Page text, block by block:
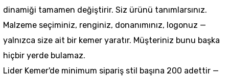
dinamiği tamamen değiştirir. Siz ürünü tanımlarsınız.
Malzeme seçiminiz, renginiz, donanımınız, logonuz —
yalnızca size ait bir kemer yaratır. Müşteriniz bunu başka
hiçbir yerde bulamaz.
Lider Kemer'de minimum sipariş stil başına 200 adettir —